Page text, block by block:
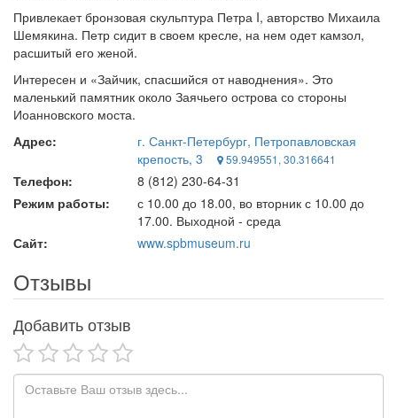
Привлекает бронзовая скульптура Петра I, авторство Михаила
Шемякина. Петр сидит в своем кресле, на нем одет камзол,
расшитый его женой.
Интересен и «Зайчик, спасшийся от наводнения». Это
маленький памятник около Заячьего острова со стороны
Иоанновского моста.
Адрес:
г. Санкт-Петербург, Петропавловская
крепость, 3
59.949551, 30.316641
Телефон:
8 (812) 230-64-31
Режим работы:
с 10.00 до 18.00, во вторник с 10.00 до
17.00. Выходной - среда
Сайт:
www.spbmuseum.ru
Отзывы
Добавить отзыв